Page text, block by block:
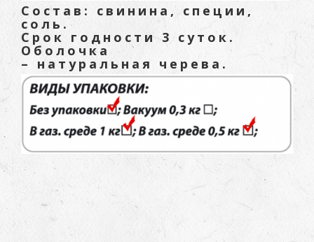
Состав: свинина, специи,
соль.
Срок годности 3 суток.
Оболочка
– натуральная черева.